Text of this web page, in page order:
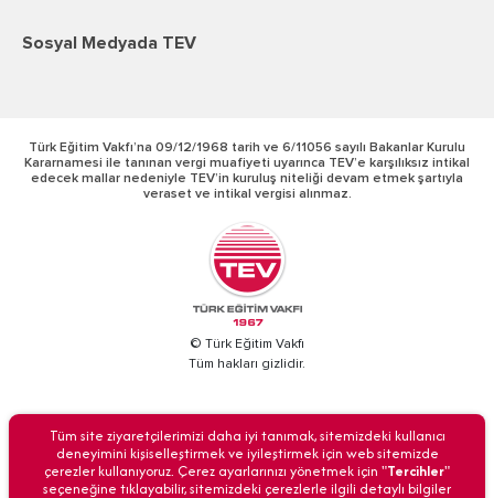
Sosyal Medyada TEV
Türk Eğitim Vakfı’na 09/12/1968 tarih ve 6/11056 sayılı Bakanlar Kurulu
Kararnamesi ile tanınan vergi muafiyeti uyarınca TEV’e karşılıksız intikal
edecek mallar nedeniyle TEV’in kuruluş niteliği devam etmek şartıyla
veraset ve intikal vergisi alınmaz.
© Türk Eğitim Vakfı
Tüm hakları gizlidir.
BİZİ ARAYIN
Tüm site ziyaretçilerimizi daha iyi tanımak, sitemizdeki kullanıcı
deneyimini kişiselleştirmek ve iyileştirmek için web sitemizde
çerezler kullanıyoruz. Çerez ayarlarınızı yönetmek için "Tercihler"
seçeneğine tıklayabilir, sitemizdeki çerezlerle ilgili detaylı bilgiler